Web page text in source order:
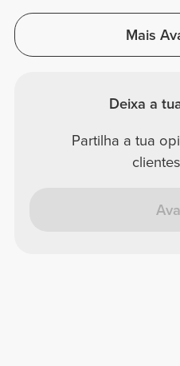
Mais
Deixa a
Partilha a tua